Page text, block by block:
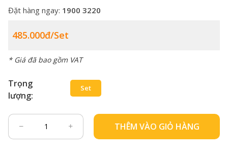
Đặt hàng ngay: 1900 3220
485.000đ/Set
* Giá đã bao gồm VAT
Trọng
lượng:
Set
THÊM VÀO GIỎ HÀNG